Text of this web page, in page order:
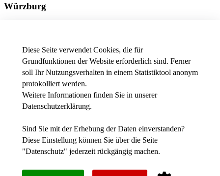
Diese Seite verwendet Cookies, die für
Grundfunktionen der Website erforderlich sind. Ferner
soll Ihr Nutzungsverhalten in einem Statistiktool anonym
protokolliert werden.
Weitere Informationen finden Sie in unserer
Datenschutzerklärung.
Sind Sie mit der Erhebung der Daten einverstanden?
Diese Einstellung können Sie über die Seite
"Datenschutz" jederzeit rückgängig machen.
Würzburg
Telefon+49 931 3511-9602
dekanat.business[at]thws.de
Anfahrt| Wegbeschreibung
News - Presse
Stellenausschreibungen der THWS
Facebook
YouTube